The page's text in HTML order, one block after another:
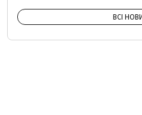
ВСІ